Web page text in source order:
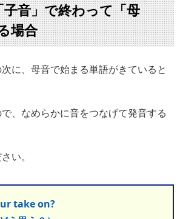
音」で終わって「母
場合
に、母音で始まる単語がきていると
、なめらかに音をつなげて発音する
い。
take on?